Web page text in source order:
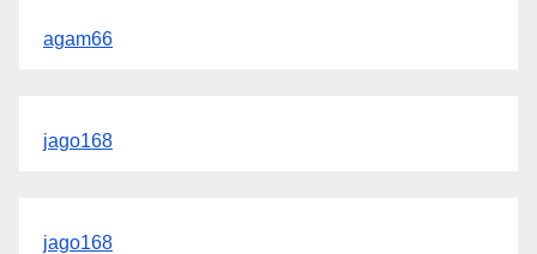
agam66
jago168
jago168